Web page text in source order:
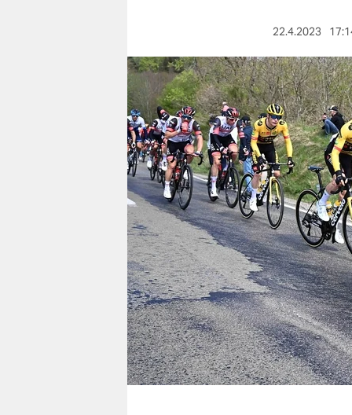
berlin
nord
wahrheit
verlag
verlag
veranstaltungen
shop
fragen & hilfe
unterstützen
abo
genossenschaft
22.4.2023